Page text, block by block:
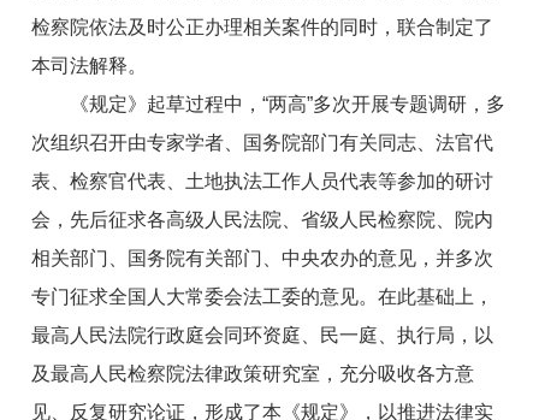
检察院依法及时公正办理相关案件的同时，联合制定了
本司法解释。
《规定》起草过程中，“两高”多次开展专题调研，多
次组织召开由专家学者、国务院部门有关同志、法官代
表、检察官代表、土地执法工作人员代表等参加的研讨
会，先后征求各高级人民法院、省级人民检察院、院内
相关部门、国务院有关部门、中央农办的意见，并多次
专门征求全国人大常委会法工委的意见。在此基础上，
最高人民法院行政庭会同环资庭、民一庭、执行局，以
及最高人民检察院法律政策研究室，充分吸收各方意
见、反复研究论证，形成了本《规定》，以推进法律实